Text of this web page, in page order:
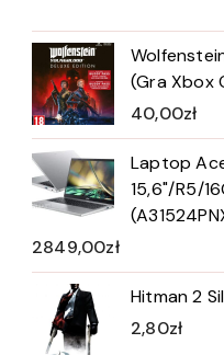
(Gra Xbox
40,00zł
Laptop
15,6"/R5/
2849,00zł
Hitman 2
2,80zł